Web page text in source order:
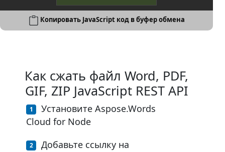
Копировать JavaScript код в буфер обмена
Как сжать файл Word, PDF,
GIF, ZIP JavaScript REST API
Установите Aspose.Words
Cloud for Node
Добавьте ссылку на